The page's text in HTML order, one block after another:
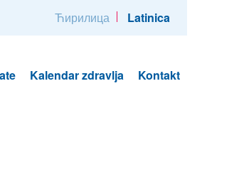
Ћирилица Latinica
Kalendar zdravlja Kontakt